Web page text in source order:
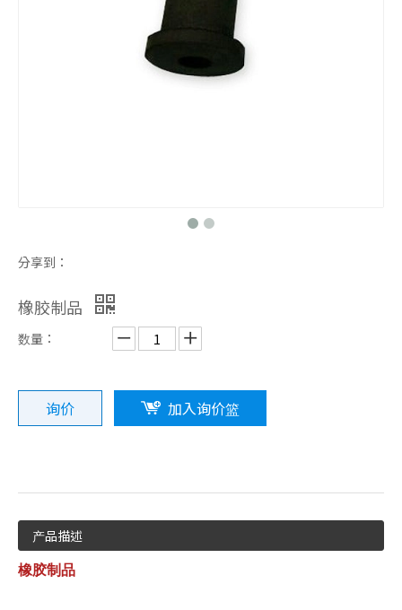
橡胶制品
机械用橡胶制品 电子用橡胶套
分享到：
橡胶制品
数量：
询价 加入询价篮
产品描述
橡胶制品